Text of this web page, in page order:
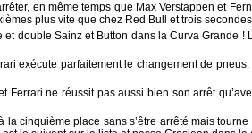
en même temps que Max Verstappen et
plus vite que chez Red Bull et trois
et double Sainz et Button dans la Curva Grande
exécute parfaitement le changement de
Ferrari ne réussit pas aussi bien son arrêt
la cinquième place sans s’être arrêté mais